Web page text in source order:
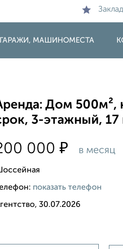
ГАРАЖИ, МАШИНОМЕСТА
Дом 500м²,
3-этажный, 17
000₽ в месяц
показать телефон
30.07.2026